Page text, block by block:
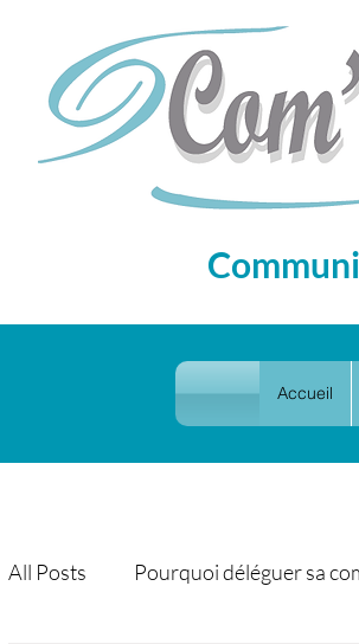
Accueil
All Posts Pourquoi déléguer sa